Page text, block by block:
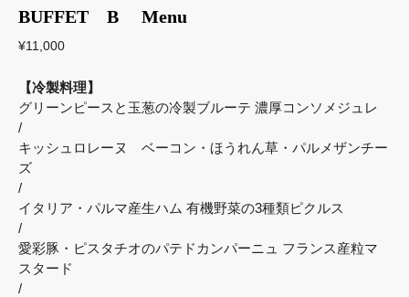
BUFFET B Menu
¥11,000
【冷製料理】
グリーンピースと玉葱の冷製ブルーテ 濃厚コンソメジュレ
/
キッシュロレーヌ ベーコン・ほうれん草・パルメザンチー
ズ
/
イタリア・パルマ産生ハム 有機野菜の3種類ピクルス
/
愛彩豚・ピスタチオのパテドカンパーニュ フランス産粒マ
スタード
/